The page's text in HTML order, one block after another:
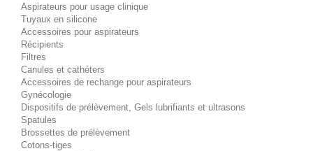
Aspirateurs pour usage clinique
Tuyaux en silicone
Accessoires pour aspirateurs
Récipients
Filtres
Canules et cathéters
Accessoires de rechange pour aspirateurs
Gynécologie
Dispositifs de prélèvement, Gels lubrifiants et ultrasons
Spatules
Brossettes de prélèvement
Cotons-tiges